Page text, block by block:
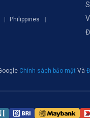
Philippines
Chính sách bảo mật Và